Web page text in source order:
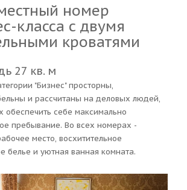
номер
класса с двумя
кроватями
27 кв. м
"Бизнес" просторны,
и рассчитаны на деловых людей,
себе максимально
пребывание. Во всех номерах -
место, восхитительное
белье и уютная ванная комната.